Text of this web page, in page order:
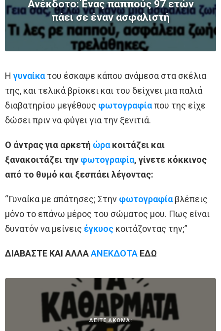
Ανέκδοτο: Ένας παππούς 97 ετών
πάει σε έναν ασφαλιστή
Η γυναίκατου έσκαψε κάπου ανάμεσα στα σκέλια
της, και τελικά βρίσκει και του δείχνει μια παλιά
διαβατηρίου μεγέθους φωτογραφίαπου της είχε
δώσει πριν να φύγει για την ξενιτιά.
Ο άντρας για αρκετή ώρακοιτάζει και
ξανακοιτάζει την φωτογραφία, γίνετε κόκκινος
από το θυμό και ξεσπάει λέγοντας:
“Γυναίκα με απάτησες; Στην φωτογραφίαβλέπεις
μόνο το επάνω μέρος του σώματος μου. Πως είναι
δυνατόν να μείνεις έγκυος κοιτάζοντας την;”
ΔΙΑΒΑΣΤΕ ΚΑΙ ΑΛΛΑΑΝΕΚΔΟΤΑ ΕΔΩ
ΔΕΙΤΕ ΑΚΟΜΑ: